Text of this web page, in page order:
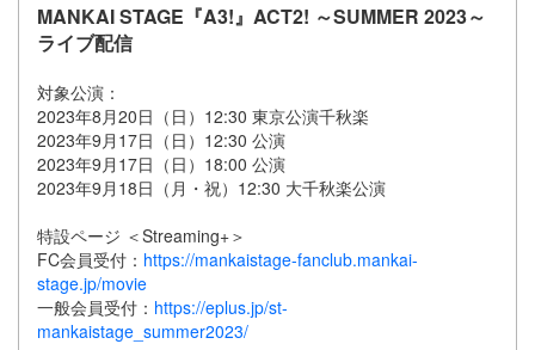
MANKAI STAGE『A3!』ACT2! ～SUMMER 2023～
ライブ配信
対象公演：
2023年8月20日（日）12:30 東京公演千秋楽
2023年9月17日（日）12:30 公演
2023年9月17日（日）18:00 公演
2023年9月18日（月・祝）12:30 大千秋楽公演
特設ページ ＜Streaming+＞
FC会員受付： https://mankaistage-fanclub.mankai-
stage.jp/movie
一般会員受付： https://eplus.jp/st-
mankaistage_summer2023/